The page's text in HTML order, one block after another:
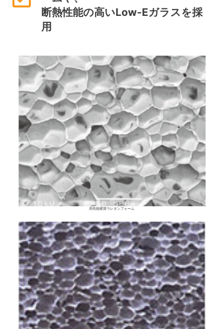
断熱性能の高いLow-Eガラスを採
用
高性能硬質ウレタンフォーム